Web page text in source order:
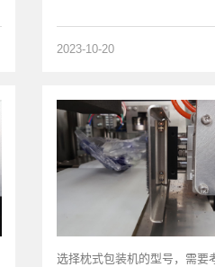
2023-10-20
选择枕式包装机的型号，需要